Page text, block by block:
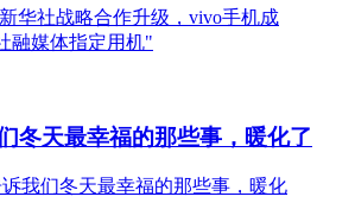
冬天最幸福的那些事，暖化了